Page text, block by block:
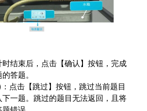
时结束后，点击【确认】按钮，完成
答题。
：点击【跳过】按钮，跳过当前题目
下一题。跳过的题目无法返回，且将